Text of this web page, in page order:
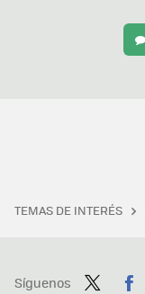
TEMAS DE INTERÉS
Síguenos